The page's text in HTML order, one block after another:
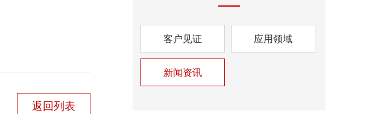
返回列表
客户见证 应用领域
新闻资讯